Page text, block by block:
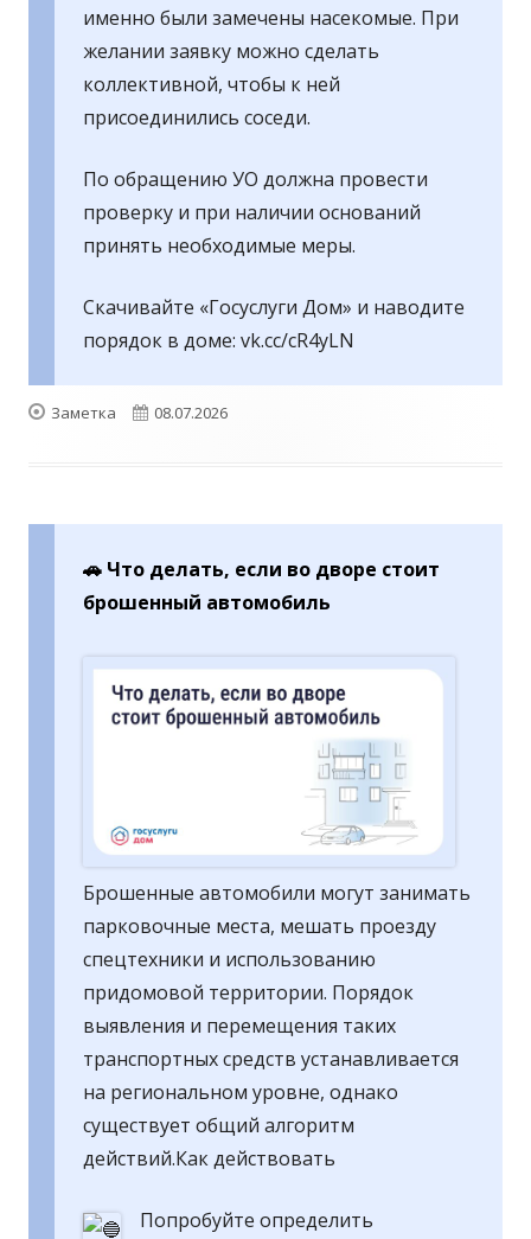
именно были замечены насекомые. При
желании заявку можно сделать
коллективной, чтобы к ней
присоединились соседи.
По обращению УО должна провести
проверку и при наличии оснований
принять необходимые меры.
Скачивайте «Госуслуги Дом» и наводите
порядок в доме: vk.cc/cR4yLN
Формат
Заметка Опубликовано
08.07.2026
🚗 Что делать, если во дворе стоит
брошенный автомобиль
Брошенные автомобили могут занимать
парковочные места, мешать проезду
спецтехники и использованию
придомовой территории. Порядок
выявления и перемещения таких
транспортных средств устанавливается
на региональном уровне, однако
существует общий алгоритм
действий.Как действовать
Попробуйте определить